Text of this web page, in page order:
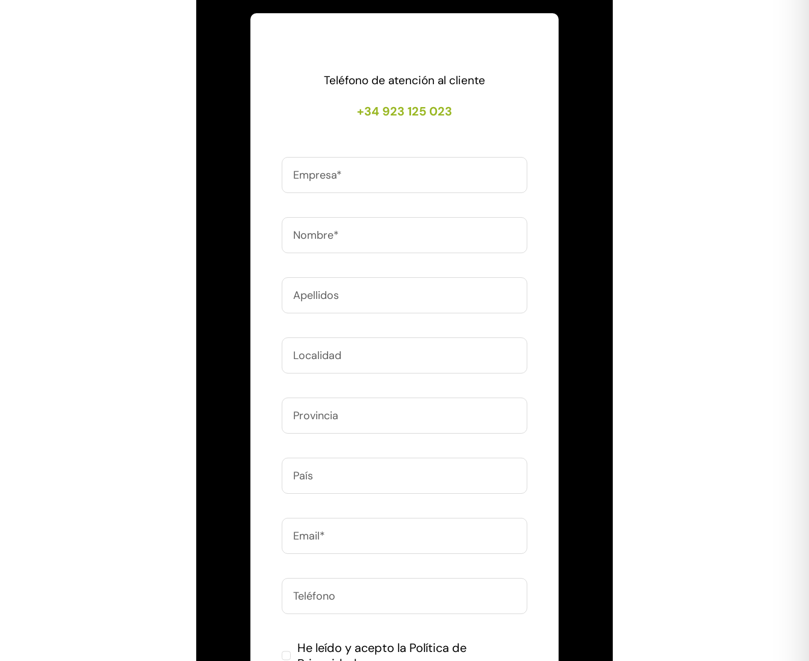
Teléfono de atención al cliente
+34 923 125 023
He leído y acepto la Política de